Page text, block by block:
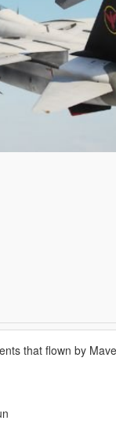
that flown by